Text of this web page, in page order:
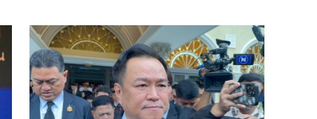
ยันสถานะคลังยังแข็งแรง